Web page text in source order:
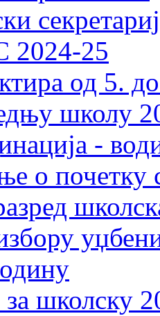
25
од 5.
школу
-
о почетку
школску